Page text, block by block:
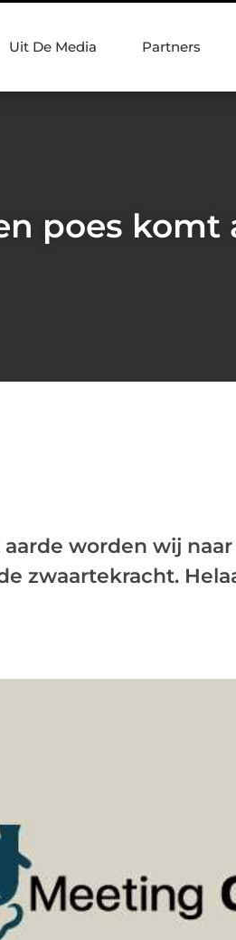
Uit De Media Partners
poes
worden wij
zwaartekracht.